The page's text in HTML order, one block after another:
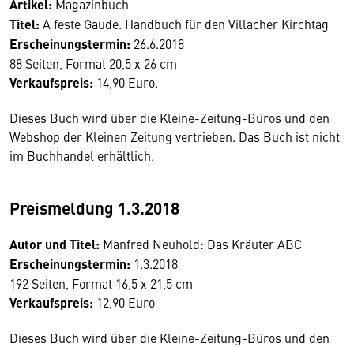
Artikel: Magazinbuch
Titel: A feste Gaude. Handbuch für den Villacher Kirchtag
Erscheinungstermin: 26.6.2018
88 Seiten, Format 20,5 x 26 cm
Verkaufspreis: 14,90 Euro.
Dieses Buch wird über die Kleine-Zeitung-Büros und den
Webshop der Kleinen Zeitung vertrieben. Das Buch ist nicht
im Buchhandel erhältlich.
Preismeldung 1.3.2018
Autor und Titel: Manfred Neuhold: Das Kräuter ABC
Erscheinungstermin: 1.3.2018
192 Seiten, Format 16,5 x 21,5 cm
Verkaufspreis: 12,90 Euro
Dieses Buch wird über die Kleine-Zeitung-Büros und den